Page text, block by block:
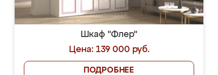
Шкаф "Флер"
Цена: 139 000 руб.
ПОДРОБНЕЕ